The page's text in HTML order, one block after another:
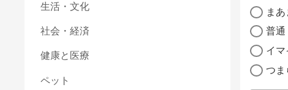
ま
普通
イマ
つま
生活・文化
社会・経済
健康と医療
ペット